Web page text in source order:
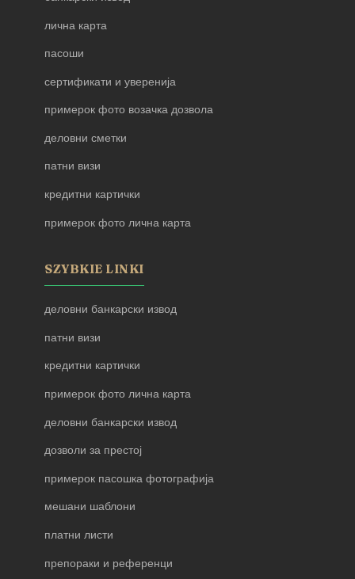
лична карта
пасоши
сертификати и уверенија
примерок фото возачка дозвола
деловни сметки
патни визи
кредитни картички
примерок фото лична карта
SZYBKIE LINKI
деловни банкарски извод
патни визи
кредитни картички
примерок фото лична карта
деловни банкарски извод
дозволи за престој
примерок пасошка фотографија
мешани шаблони
платни листи
препораки и референци